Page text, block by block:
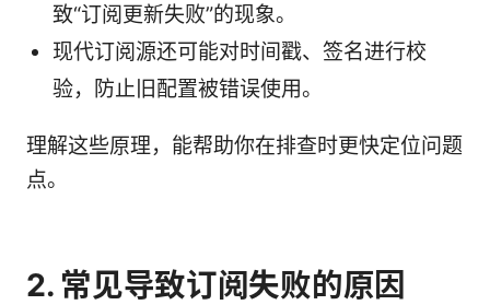
致“订阅更新失败”的现象。
现代订阅源还可能对时间戳、签名进行校
验，防止旧配置被错误使用。
理解这些原理，能帮助你在排查时更快定位问题
点。
2. 常见导致订阅失败的原因